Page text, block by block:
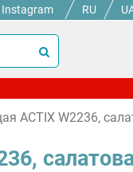
Instagram RU
ACTIX W2236,